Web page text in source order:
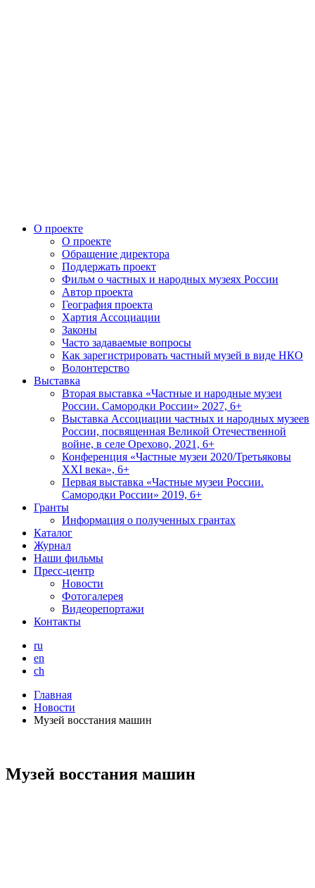
О проекте
О проекте
Обращение директора
Поддержать проект
Фильм о частных и народных музеях России
Автор проекта
География проекта
Хартия Ассоциации
Законы
Часто задаваемые вопросы
Как зарегистрировать частный музей в виде НКО
Волонтерство
Выставка
Вторая выставка «Частные и народные музеи
России. Самородки России» 2027, 6+
Выставка Ассоциации частных и народных музеев
России, посвященная Великой Отечественной
войне, в селе Орехово, 2021, 6+
Конференция «Частные музеи 2020/Третьяковы
XXI века», 6+
Первая выставка «Частные музеи России.
Самородки России» 2019, 6+
Гранты
Информация о полученных грантах
Каталог
Журнал
Наши фильмы
Пресс-центр
Новости
Фотогалерея
Видеорепортажи
Контакты
ru
en
ch
Главная
Новости
Музей восстания машин
Музей восстания машин